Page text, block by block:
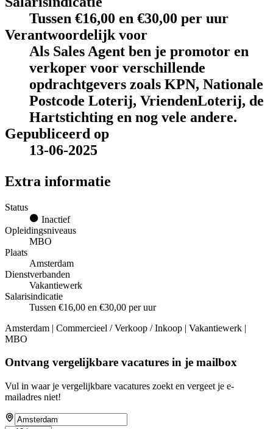
Tussen €16,00 en €30,00 per uur
Verantwoordelijk voor
Als Sales Agent ben je promotor en
verkoper voor verschillende
opdrachtgevers zoals KPN, Nationale
Postcode Loterij, VriendenLoterij, de
Hartstichting en nog vele andere.
Gepubliceerd op
13-06-2025
Extra informatie
Status
Inactief
Opleidingsniveaus
MBO
Plaats
Amsterdam
Dienstverbanden
Vakantiewerk
Salarisindicatie
Tussen €16,00 en €30,00 per uur
Amsterdam | Commercieel / Verkoop / Inkoop | Vakantiewerk |
MBO
Ontvang vergelijkbare vacatures in je mailbox
Vul in waar je vergelijkbare vacatures zoekt en vergeet je e-
mailadres niet!